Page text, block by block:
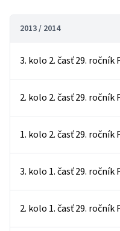
2013 / 2014
3. kolo 2. časť 29. ročník
2. kolo 2. časť 29. ročník
1. kolo 2. časť 29. ročník
3. kolo 1. časť 29. ročník
2. kolo 1. časť 29. ročník